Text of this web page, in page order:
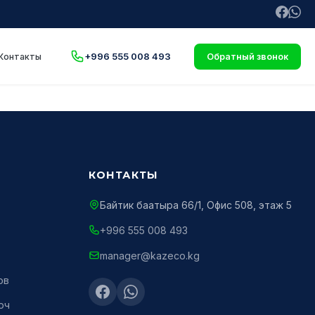
+996 555 008 493 Обратный звонок
КОНТАКТЫ
Байтик баатыра 66/1, Офис 508, этаж 5
+996 555 008 493
manager@kazeco.kg